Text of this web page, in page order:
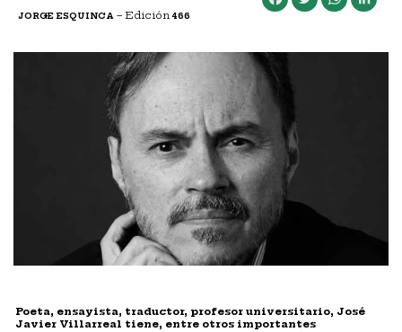
JORGE ESQUINCA – Edición466
Poeta, ensayista, traductor, profesor universitario, José
Javier Villarreal tiene, entre otros importantes